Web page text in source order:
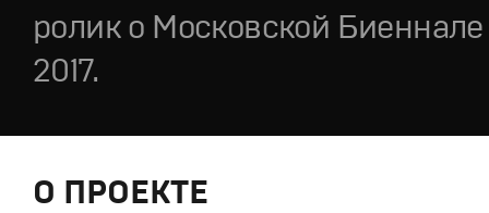
ролик о Московской
2017.
О ПРОЕКТЕ